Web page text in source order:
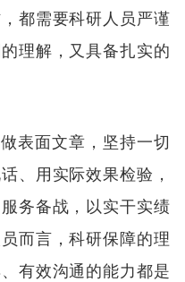
都需要科研人员严谨
理解，又具备扎实的
表面文章，坚持一切
、用实际效果检验，
务备战，以实干实绩
而言，科研保障的理
有效沟通的能力都是